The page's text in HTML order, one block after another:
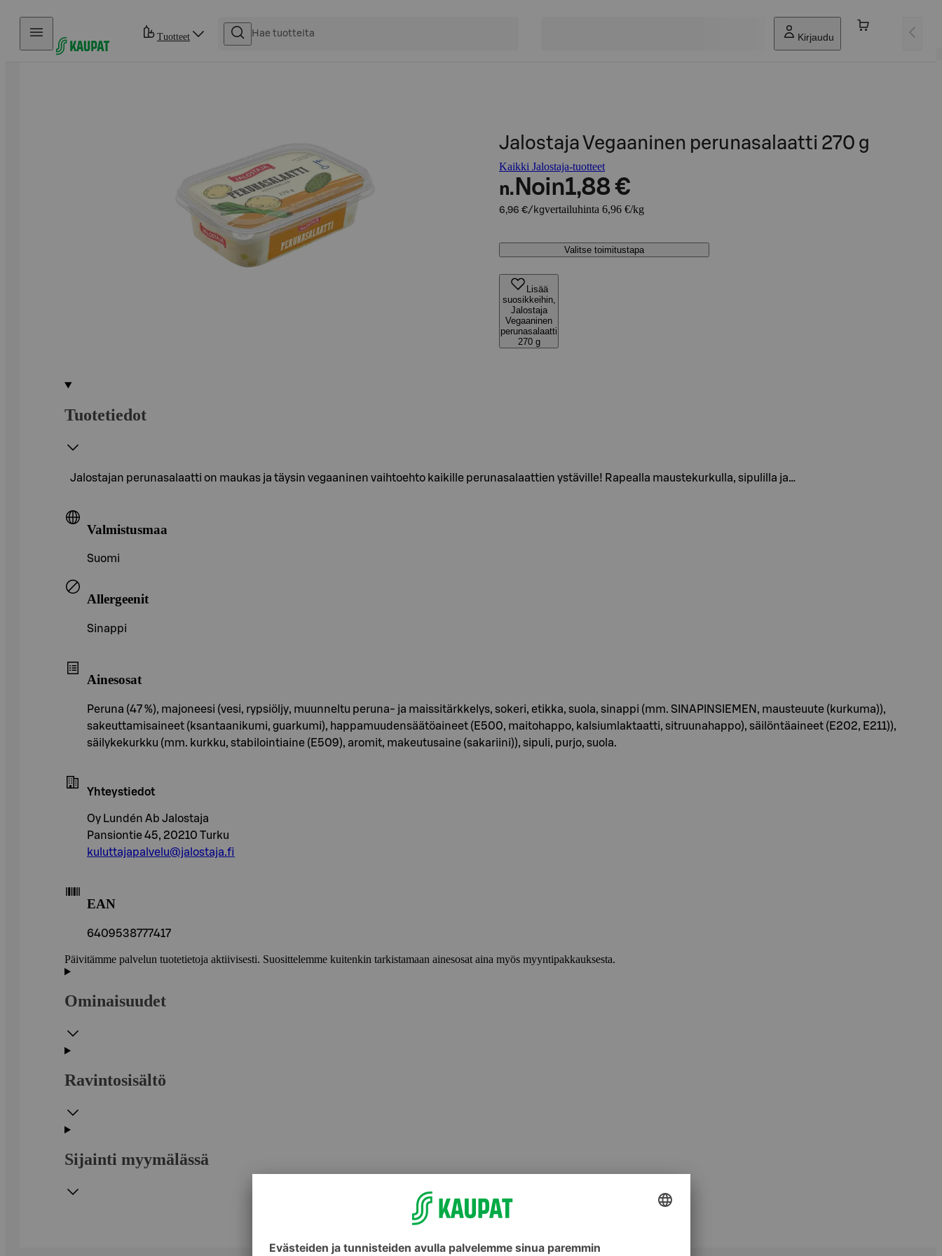
Hyppää sisältöön
Tuotteet Kirjaudu
Jalostaja Vegaaninen perunasalaatti 270 g
Kaikki Jalostaja-tuotteet
n. Noin1,88 €
6,96 €/kgvertailuhinta 6,96 €/kg
Valitse toimitustapa
Lisää
suosikkeihin,
Jalostaja
Vegaaninen
perunasalaatti
270 g
Tuotetiedot
Jalostajan perunasalaatti on maukas ja täysin vegaaninen vaihtoehto kaikille perunasalaattien ystäville! Rapealla maustekurkulla, sipulilla ja…
Valmistusmaa
Suomi
Allergeenit
Sinappi
Ainesosat
Peruna (47 %), majoneesi (vesi, rypsiöljy, muunneltu peruna- ja maissitärkkelys, sokeri, etikka, suola, sinappi (mm. SINAPINSIEMEN, mausteuute (kurkuma)),
sakeuttamisaineet (ksantaanikumi, guarkumi), happamuudensäätöaineet (E500, maitohappo, kalsiumlaktaatti, sitruunahappo), säilöntäaineet (E202, E211)),
säilykekurkku (mm. kurkku, stabilointiaine (E509), aromit, makeutusaine (sakariini)), sipuli, purjo, suola.
Yhteystiedot
Oy Lundén Ab Jalostaja
Pansiontie 45, 20210 Turku
kuluttajapalvelu@jalostaja.fi
EAN
6409538777417
Päivitämme palvelun tuotetietoja aktiivisesti. Suosittelemme kuitenkin tarkistamaan ainesosat aina myös myyntipakkauksesta.
Ominaisuudet
Ravintosisältö
Sijainti myymälässä